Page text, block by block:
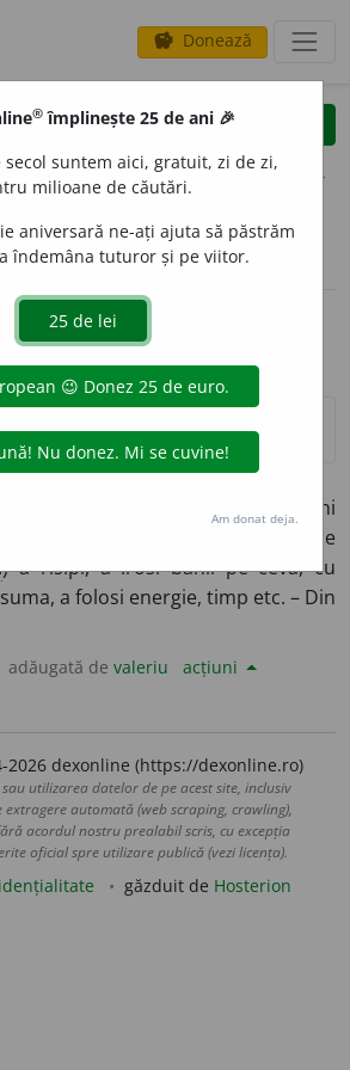
savings Donează
clear
opțiuni
volume_up (50)
A da o sumă de bani
a plăti ceva, pentru a ajuta pe
) a risipi, a irosi banii pe ceva, cu
a folosi energie, timp etc. – Din
adăugată de valeriu acțiuni
2026 dexonline (https://dexonline.ro)
utilizarea datelor de pe acest site, inclusiv
automată (web scraping, crawling),
acordul nostru prealabil scris, cu excepția
oficial spre utilizare publică (vezi licența).
găzduit de Hosterion
® împlinește 25 de ani 🎉
secol suntem aici, gratuit, zi de zi,
milioane de căutări.
aniversară ne-ați ajuta să păstrăm
îndemâna tuturor și pe viitor.
Am donat deja.